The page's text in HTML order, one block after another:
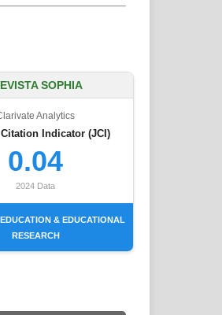
SOPHIA
Analytics
Indicator (JCI)
0.04
2024 Data
& EDUCATIONAL
RESEARCH